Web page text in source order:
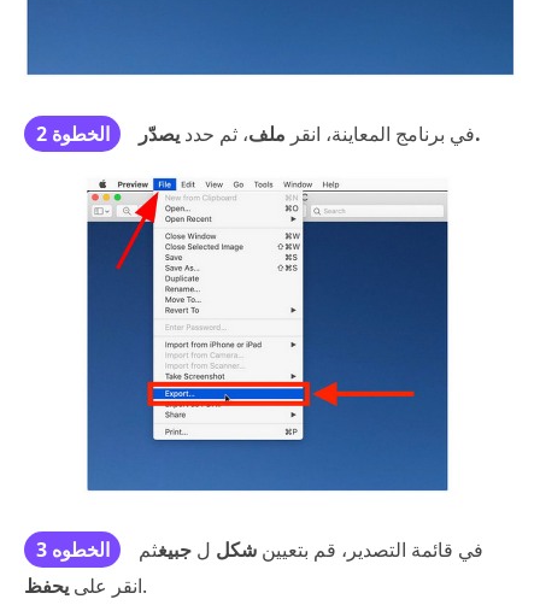
الخطوة 2 في برنامج المعاينة، انقر ملف، ثم حدد يصدّر.
الخطوه 3 في قائمة التصدير، قم بتعيين شكل ل جبيغثم
انقر على يحفظ .